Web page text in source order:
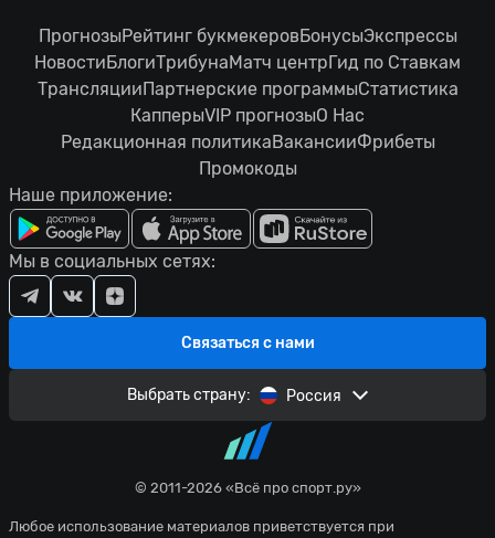
© 2011-2026 «Всё про спорт.ру»
Любое использование материалов приветствуется при
Прогнозы Рейтинг букмекеров БонусыЭкспрессы
Новости БлогиТрибуна Матч центр Гид по Ставкам
Трансляции Партнерские программыСтатистика
КапперыVIP прогнозыО Нас
Редакционная политика ВакансииФрибеты
Промокоды
Наше приложение:
Связаться с нами
Мы в социальных сетях:
Выбрать страну: Россия